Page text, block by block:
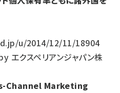
u/2014/12/11/18904
エクスペリアンジャパン株
Channel Marketing